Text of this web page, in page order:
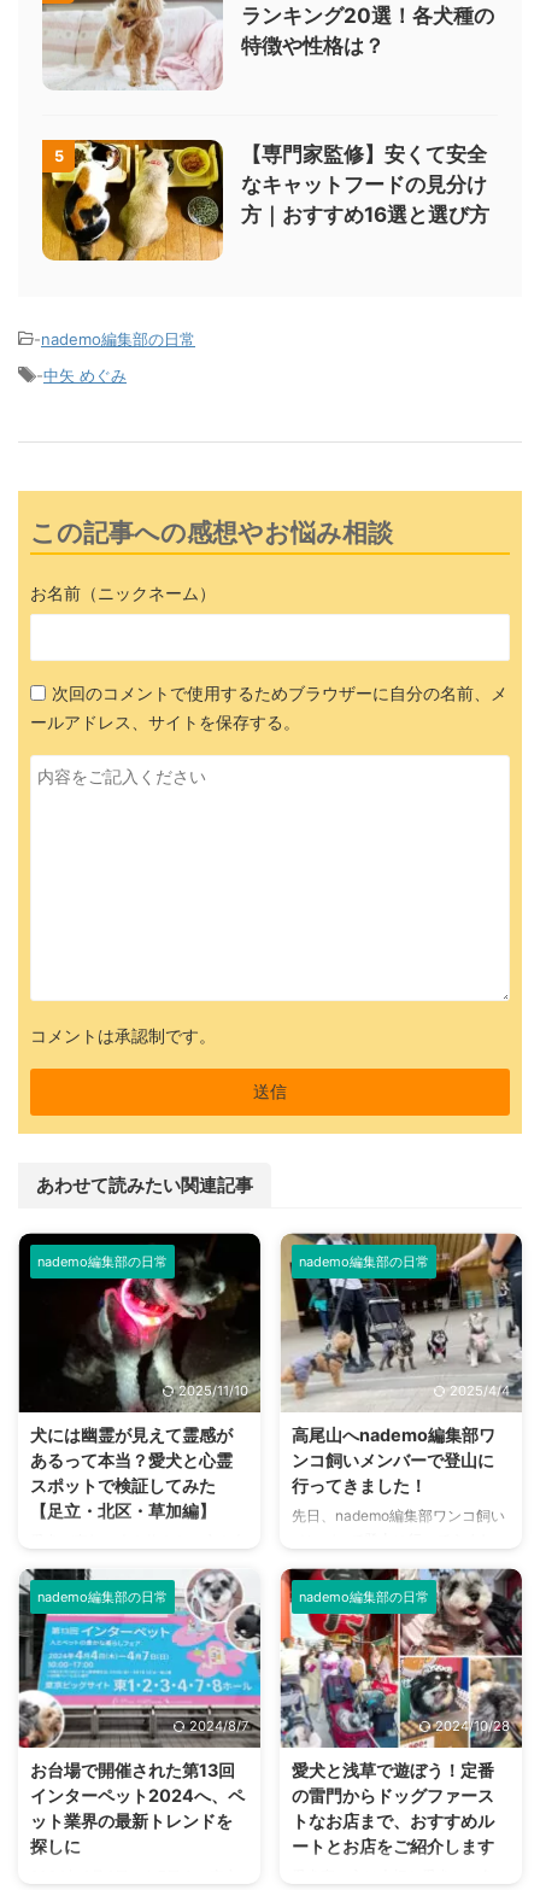
ランキング20選！各犬種の
特徴や性格は？
5
【専門家監修】安くて安全
なキャットフードの見分け
方｜おすすめ16選と選び方
-nademo編集部の日常
-中矢 めぐみ
この記事への感想やお悩み相談
お名前（ニックネーム）
次回のコメントで使用するためブラウザーに自分の名前、メ
ールアドレス、サイトを保存する。
コメントは承認制です。
あわせて読みたい関連記事
nademo編集部の日常
2025/11/10
犬には幽霊が見えて霊感が
あるって本当？愛犬と心霊
スポットで検証してみた
【足立・北区・草加編】
いて唸りだしたり吠えたりした！
このようなことを経験をしたり見
たことがある方は、多いのではな
いでしょうか？ 「まさか…何かが
見えている？…」 これは検証して
みたいと思い、nademo編集部の
ワンコと一緒に心霊スポットに行
ってみることにしました。 夏の
暑さを吹き飛ばす、背筋がゾッと
冷えてしまいそうな企画を決行し
ます。 ワンコには幽霊が見える
のか 古来より犬には幽霊が見え
るとか、亡くなったワンコが守護
nademo編集部の日常
2025/4/4
高尾山へnademo編集部ワ
ンコ飼いメンバーで登山に
行ってきました！
先日、nademo編集部ワンコ飼い
た！ 登ったのは観光客からの登
山者も多く、令和2年に日本遺産
に認定された東京都八王子市にあ
る「高尾山」。 私以外のメンバ
ーは登山経験者でしたが、ワンコ
と行くのは初めてとのこと。 高
尾山や、山を駆け登るワンコたち
の一日をレポートします！ 東京
都八王子市の高尾山 高尾山は東
京都八王子市にある標高599mの
山で、富士山の6分の1ほどの高
さ。 日本国内で登山ができる山
の中でも、登りやすさから非常に
nademo編集部の日常
2024/8/7
お台場で開催された第13回
インターペット2024へ、ペ
ット業界の最新トレンドを
探しに
nademo編集部の日常
2024/10/28
愛犬と浅草で遊ぼう！定番
の雷門からドッグファース
トなお店まで、おすすめル
ートとお店をご紹介します